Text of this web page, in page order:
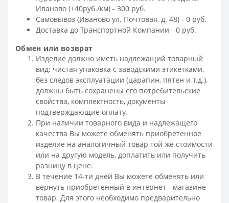
Иваново (+40руб./км) - 300 руб.
Самовывоз (Иваново ул. Почтовая, д. 48) - 0 руб.
Доставка до Транспортной Компании - 0 руб.
Обмен или возврат
Изделие должно иметь надлежащий товарный
вид: чистая упаковка с заводскими этикетками,
без следов эксплуатации (царапин, пятен и т.д.),
должны быть сохранены его потребительские
свойства, комплектность, документы
подтверждающие оплату.
При наличии товарного вида и надлежащего
качества Вы можете обменять приобретенное
изделие на аналогичный товар той же стоимости
или на другую модель, доплатить или получить
разницу в цене.
В течение 14-ти дней Вы можете обменять или
вернуть приобретенный в интернет - магазине
товар. Для этого необходимо предварительно